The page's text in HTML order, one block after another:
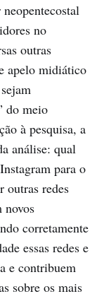
no
outras
apelo midiático
do meio
à pesquisa, a
análise: qual
para o
outras redes
novos
corretamente
essas redes e
e contribuem
sobre os mais